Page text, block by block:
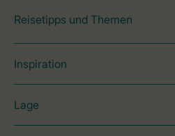
Reisetipps und Themen
Inspiration
Lage